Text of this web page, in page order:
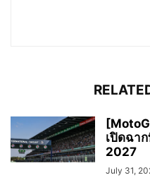
เปิดฉา
2027
July 31,